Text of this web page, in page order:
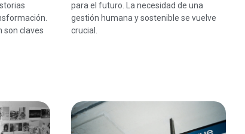
son claves
para el futuro. La necesidad de una
gestión humana y sostenible se vuelve
crucial.